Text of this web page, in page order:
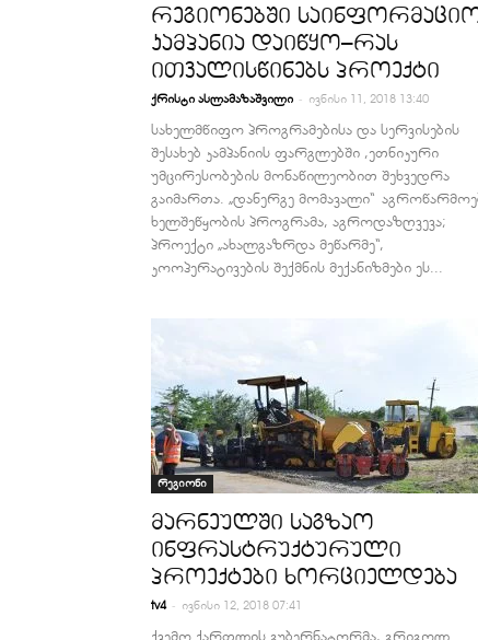
რეგიონებში
კამპანია დაიწყო–რას
ითვალისწინებს პროექტი
ქრისტი ასლამაზაშვილი - ივნისი 11, 2018 13:40
სახელმწიფო პროგრამებისა და სერვისების
შესახებ კამპანიის ფარგლებში ,ეთნიკური
უმცირესობების მონაწილეობით შეხვედრა
გაიმართა. „დანერგე მომავალი“
ხელშეწყობის პროგრამა, აგროდაზღვევა;
პროექტი „ახალგაზრდა მეწარმე“,
კოოპერატივების შექმნის მექანიზმები ეს...
რეგიონი
მარნეულში საგზაო
ინფრასტრუქტურული
პროექტები ხორციელდება
tv4 - ივნისი 12, 2018 07:41
ქვემო ქართლის გუბერნატორმა, გრიგოლ